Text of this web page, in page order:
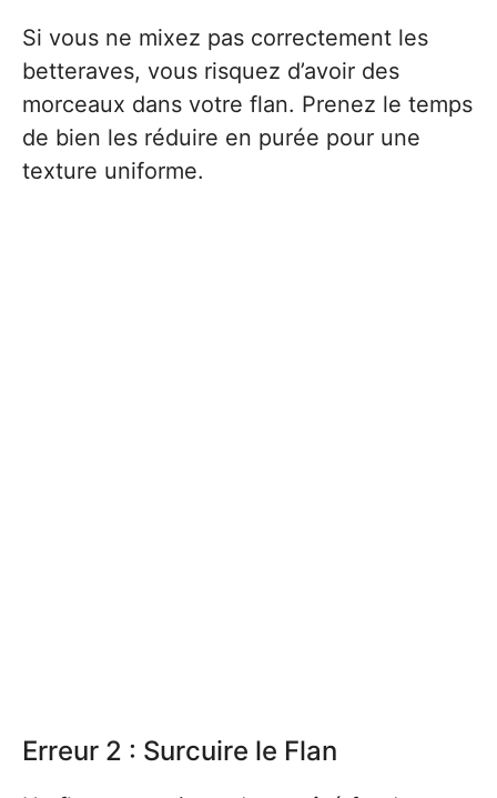
Si vous ne mixez pas correctement les
betteraves, vous risquez d’avoir des
morceaux dans votre flan. Prenez le temps
de bien les réduire en purée pour une
texture uniforme.
Erreur 2 : Surcuire le Flan